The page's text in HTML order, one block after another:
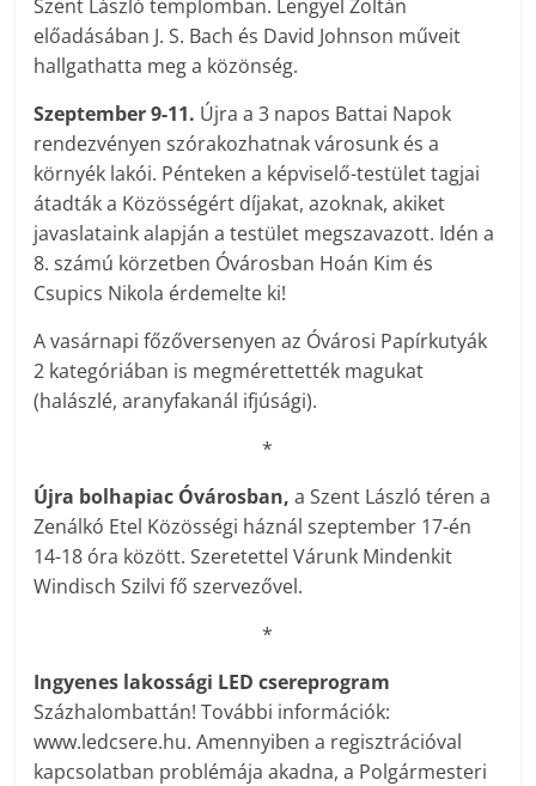
Szent László templomban. Lengyel Zoltán
előadásában J. S. Bach és David Johnson műveit
hallgathatta meg a közönség.
Szeptember 9-11. Újra a 3 napos Battai Napok
rendezvényen szórakozhatnak városunk és a
környék lakói. Pénteken a képviselő-testület tagjai
átadták a Közösségért díjakat, azoknak, akiket
javaslataink alapján a testület megszavazott. Idén a
8. számú körzetben Óvárosban Hoán Kim és
Csupics Nikola érdemelte ki!
A vasárnapi főzőversenyen az Óvárosi Papírkutyák
2 kategóriában is megmérettették magukat
(halászlé, aranyfakanál ifjúsági).
*
Újra bolhapiac Óvárosban, a Szent László téren a
Zenálkó Etel Közösségi háznál szeptember 17-én
14-18 óra között. Szeretettel Várunk Mindenkit
Windisch Szilvi fő szervezővel.
*
Ingyenes lakossági LED csereprogram
Százhalombattán! További információk:
www.ledcsere.hu. Amennyiben a regisztrációval
kapcsolatban problémája akadna, a Polgármesteri